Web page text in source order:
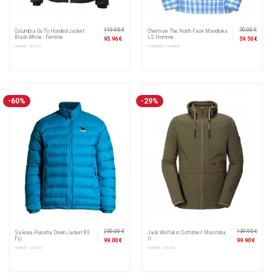
Columbia Go To Hooded Jacket
Black-White - Femme
FEMME • VESTES
119.95 €
95.96 €
Chemise The North Face Mandraka
LS Homme
CHEMISES • HOMME
70.00 €
59.50 €
-60%
Salewa Purusha Down Jacket 83
Fiji
HOMME • VESTES
250.00 €
99.00 €
-29%
Jack Wolfskin Softshell Manitoba
HOMME • VESTES
139.95 €
99.90 €